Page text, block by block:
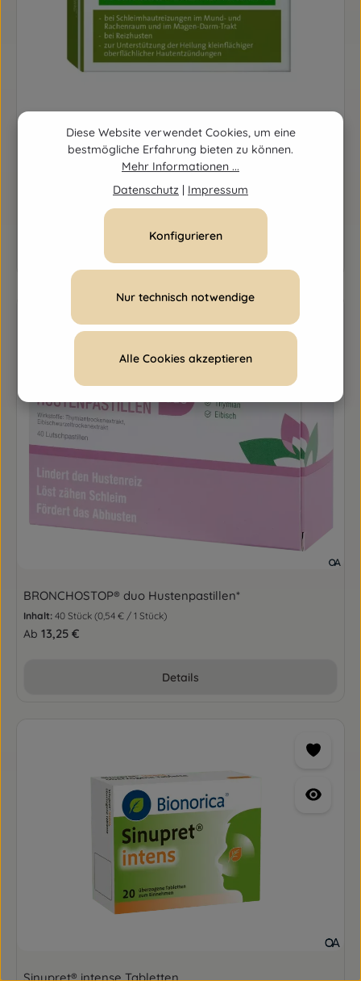
Dr. Kottas Käsepappeltee
(0,27 € / 1 Stück)
Produkt Anzahl: Gib den gewünschten Wert
BRONCHOSTOP® duo Hustenpastillen*
Inhalt: 40 Stück (0,54 € / 1 Stück)
Regulärer Preis:
Ab 13,25 €
Details
Sinupret® intense Tabletten
Diese Website verwendet Cookies, um eine
bestmögliche Erfahrung bieten zu können.
Mehr Informationen ...
Datenschutz | Impressum
Nur technisch notwendige
Konfigurieren
Alle Cookies akzeptieren